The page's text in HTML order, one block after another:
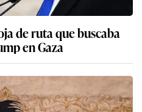
de ruta que buscaba
en Gaza